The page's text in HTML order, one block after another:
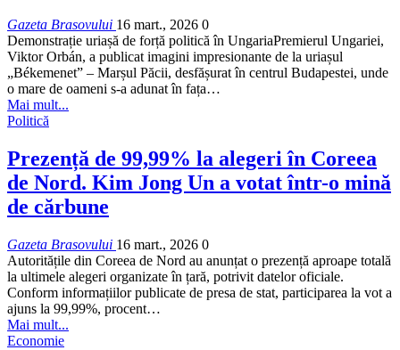
Gazeta Brasovului 16 mart., 2026 0
Demonstrație uriașă de forță politică în UngariaPremierul Ungariei,
Viktor Orbán, a publicat imagini impresionante de la uriașul
„Békemenet” – Marșul Păcii, desfășurat în centrul Budapestei, unde
o mare de oameni s-a adunat în fața…
Mai mult...
Politică
Prezență de 99,99% la alegeri în Coreea
de Nord. Kim Jong Un a votat într-o mină
de cărbune
Gazeta Brasovului 16 mart., 2026 0
Autoritățile din Coreea de Nord au anunțat o prezență aproape totală
la ultimele alegeri organizate în țară, potrivit datelor oficiale.
Conform informațiilor publicate de presa de stat, participarea la vot a
ajuns la 99,99%, procent…
Mai mult...
Economie